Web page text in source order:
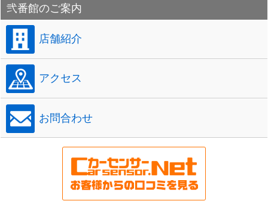
弐番館のご案内
店舗紹介
アクセス
お問合わせ